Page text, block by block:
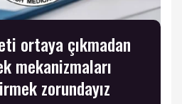
ortaya çıkmadan
mekanizmaları
zorundayız